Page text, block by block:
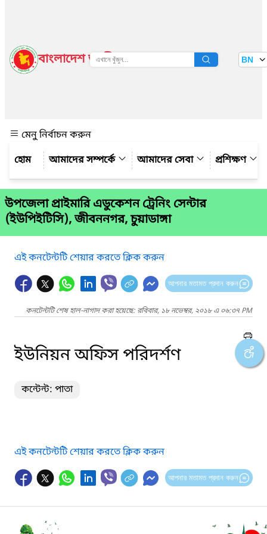
বাংলাদেশ জাতীয় তথ্য বাতায়ন BN
মেনু নির্বাচন করুন
আমাদের সম্পর্কে
আমাদের সেবা প্রশিক্ষণ
উপজেলা প্রাইমারি এডুকেশন ট্রেনিং সেন্টার
(ইউপিইটিসি), জীবননগর, চুয়াডাঙ্গা
এই কনটেন্টটি শেয়ার করতে ক্লিক করুন
আপনার মতামত প্রদান করুন
কনটেন্টটি শেষ হাল-নাগাদ করা হয়েছে: রবিবার, ১৮ নভেম্বর, ২০১৮ এ ০৬:৩৭ PM
ইউনিয়ন অফিস পরিদর্শণ
কন্টেন্ট: পাতা
এই কনটেন্টটি শেয়ার করতে ক্লিক করুন
আপনার মতামত প্রদান করুন